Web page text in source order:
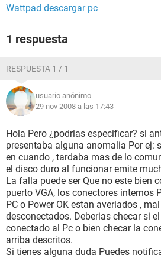
Wattpad descargar pc
1 respuesta
RESPUESTA 1 / 1
usuario anónimo
29 nov 2008 a las 17:43
Hola Pero ¿podrias especificar? si
presentaba alguna anomalia Por ej:
en cuando , tardaba mas de lo
el disco duro al funcionar emite
La falla puede ser Que no este bien
puerto VGA, los conectores internos
PC o Power OK estan averiados ,
desconectados. Deberias checar si
conectado al Pc o bien checar la
arriba descritos.
Si tienes alguna duda Puedes